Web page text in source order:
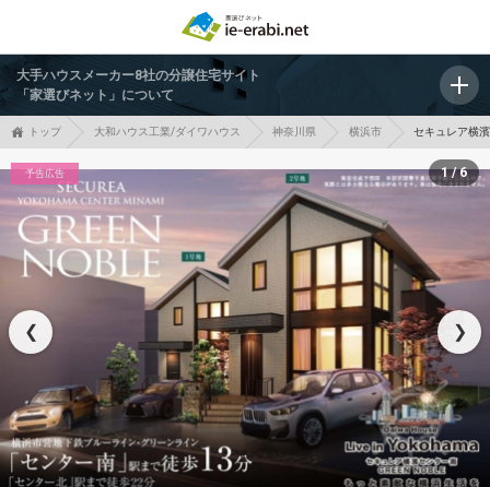
大手ハウスメーカー8社の分譲住宅サイト
「家選びネット」について
トップ 大和ハウス工業/ダイワハウス 神奈川県 横浜市 セキュレア横
予告広告
❮ ❯
1 / 6